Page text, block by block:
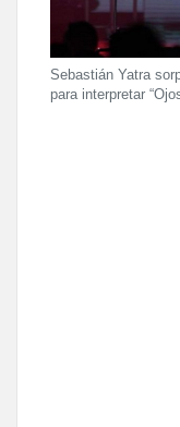
Sebastián Yatra
para interpretar